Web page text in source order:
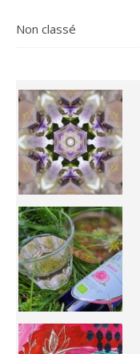
Non classé
Inhabit your body and understand its